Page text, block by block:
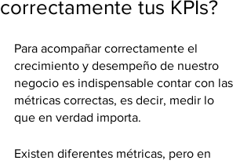
correctamente tus KPIs?
Para acompañar correctamente el
crecimiento y desempeño de nuestro
negocio es indispensable contar con las
métricas correctas, es decir, medir lo
que en verdad importa.
Existen diferentes métricas, pero en